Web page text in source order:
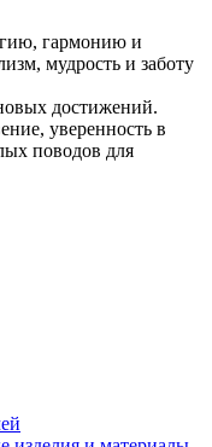
гармонию и
мудрость и заботу
достижений.
уверенность в
поводов для